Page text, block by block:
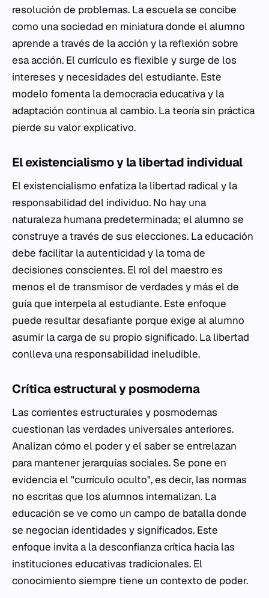
resolución de problemas. La escuela se concibe
como una sociedad en miniatura donde el alumno
aprende a través de la acción y la reflexión sobre
esa acción. El currículo es flexible y surge de los
intereses y necesidades del estudiante. Este
modelo fomenta la democracia educativa y la
adaptación continua al cambio. La teoría sin práctica
pierde su valor explicativo.
El existencialismo y la libertad individual
El existencialismo enfatiza la libertad radical y la
responsabilidad del individuo. No hay una
naturaleza humana predeterminada; el alumno se
construye a través de sus elecciones. La educación
debe facilitar la autenticidad y la toma de
decisiones conscientes. El rol del maestro es
menos el de transmisor de verdades y más el de
guía que interpela al estudiante. Este enfoque
puede resultar desafiante porque exige al alumno
asumir la carga de su propio significado. La libertad
conlleva una responsabilidad ineludible.
Crítica estructural y posmoderna
Las corrientes estructurales y posmodernas
cuestionan las verdades universales anteriores.
Analizan cómo el poder y el saber se entrelazan
para mantener jerarquías sociales. Se pone en
evidencia el "currículo oculto", es decir, las normas
no escritas que los alumnos internalizan. La
educación se ve como un campo de batalla donde
se negocian identidades y significados. Este
enfoque invita a la desconfianza crítica hacia las
instituciones educativas tradicionales. El
conocimiento siempre tiene un contexto de poder.